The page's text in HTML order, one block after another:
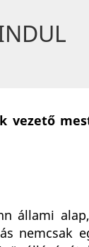
vezető
állami
nemcsak